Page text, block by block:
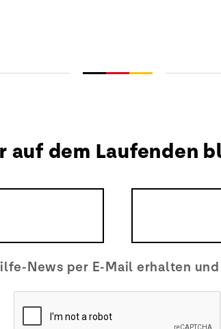
auf dem Laufenden
News per E-Mail erhalten